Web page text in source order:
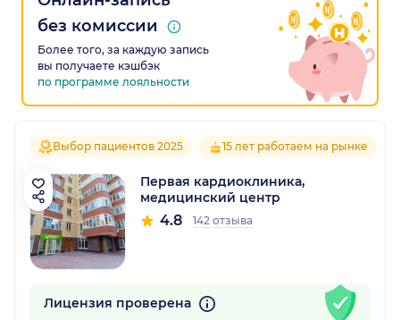
без комиссии
Более того, за каждую запись
вы получаете кэшбэк
по программе лояльности
Выбор пациентов 2025 15 лет работаем на рынке
Первая кардиоклиника,
медицинский центр
4.8 142 отзыва
Лицензия проверена